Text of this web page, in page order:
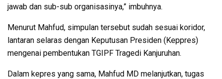
jawab dan sub-sub organisasinya,” imbuhnya.
Menurut Mahfud, simpulan tersebut sudah sesuai koridor,
lantaran selaras dengan Keputusan Presiden (Keppres)
mengenai pembentukan TGIPF Tragedi Kanjuruhan.
Dalam kepres yang sama, Mahfud MD melanjutkan, tugas